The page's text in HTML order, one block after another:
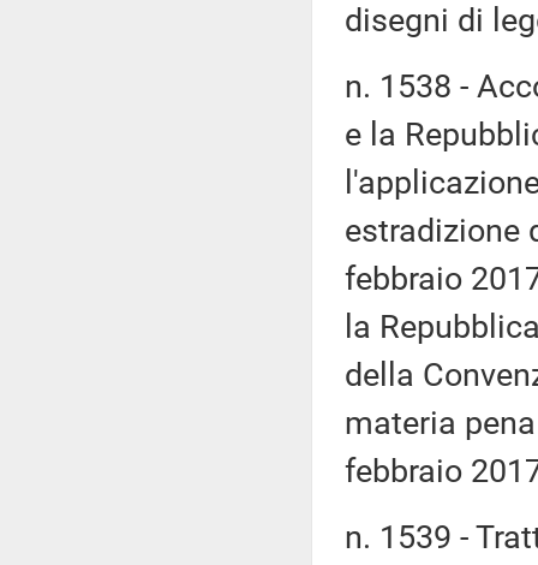
disegni di
n. 1538 -
e la
estradizione
febbraio
la
della
materia
febbraio
n. 1539 -